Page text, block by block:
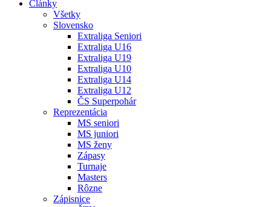
Články
Všetky
Slovensko
Extraliga Seniori
Extraliga U16
Extraliga U19
Extraliga U10
Extraliga U14
Extraliga U12
ČS Superpohár
Reprezentácia
MS seniori
MS juniori
MS ženy
Zápasy
Turnaje
Masters
Rôzne
Zápisnice